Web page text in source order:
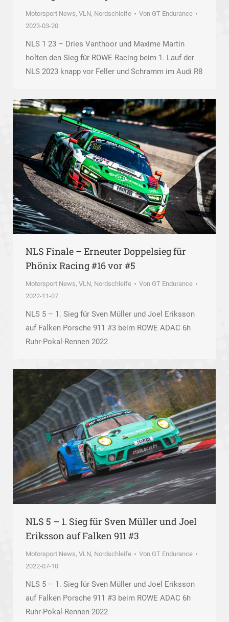
Motorsport News, VLN, Nordschleife Von GT Endurance
2023-03-20
NLS 1 23 – Dries Vanthoor und Maxime Martin
holten den Sieg für ROWE Racing beim 1. Lauf der
NLS 2023 knapp vor Feller und Schramm im Audi R8
NLS Finale – Erneuter Doppelsieg für
Phönix Racing #16 vor #5
Motorsport News, VLN, Nordschleife Von GT Endurance
2022-11-07
NLS 5 – 1. Sieg für Sven Müller und Joel Eriksson
auf Falken Porsche 911 #3 beim ROWE ADAC 6h
Ruhr-Pokal-Rennen 2022
NLS 5 – 1. Sieg für Sven Müller und Joel
Eriksson auf Falken 911 #3
Motorsport News, VLN, Nordschleife Von GT Endurance
2022-07-10
NLS 5 – 1. Sieg für Sven Müller und Joel Eriksson
auf Falken Porsche 911 #3 beim ROWE ADAC 6h
Ruhr-Pokal-Rennen 2022